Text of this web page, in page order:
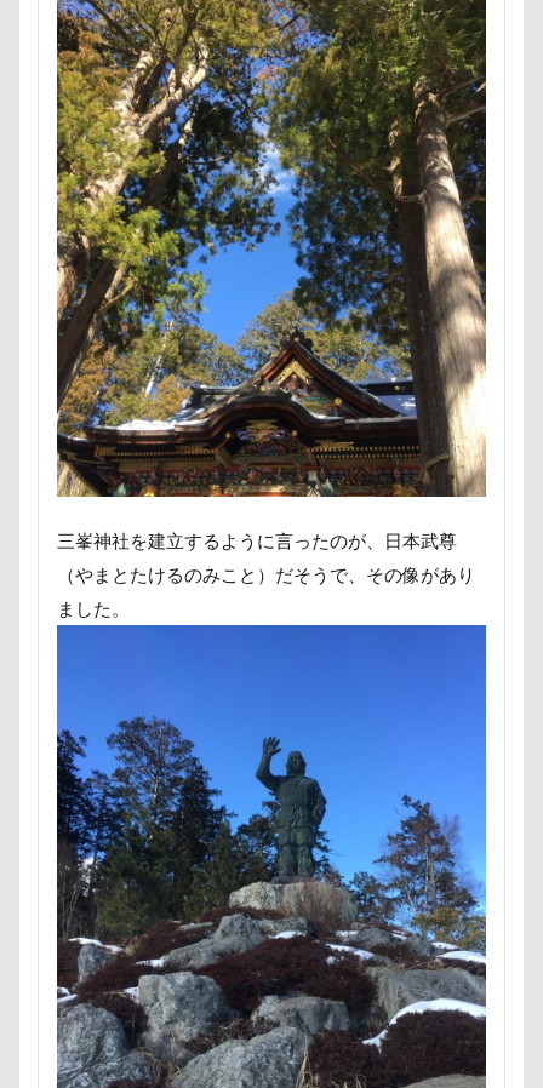
三峯神社を建立するように言ったのが、日本武尊
（やまとたけるのみこと）だそうで、その像があり
ました。
アクリルキーホルダー
アミーゴ ワン カフェ
アクリル
アクセサリー
アクアライン
アキラくん
アウトレット
アウトドア
アイリスオーヤマ
アイムス
アイス
アポロくん
アメリカンコッカー
わん宿うの浜館
アンジェロくん
イチゴ
イケメン
イオンペットショップ
アールくん
アート
アーキくん
アンバサダー
アンディくん
アンジーちゃん
アンジェリーナちゃん
アリスちゃん
アンちゃん
アレルギー
アルマくん
アルファアイコン
アルトくん
アルジェントくん
アル3才
アル2才
アル0才
アル0
アイちゃん
わんダフルネイチャーヴィレッジ
ほうとう 富士の茶屋
めいちゃん
りあん君
まるるちゃん
まるくん
まめちゃん
まなちゃん
ますの寿し
まさむねくん
まいたけちゃん
ぽーくん
よもぎくん
りえちゃん
わんコレ
るなちゃん
わんちゃんの広場
ろう人形
ろいくん
れんちゃん
るるちゃん
るな祖母 るな父
るな母
るな先生
るな7才 りかちゃん
るな6才
るな5才
るな4才 るな3才
るな2才